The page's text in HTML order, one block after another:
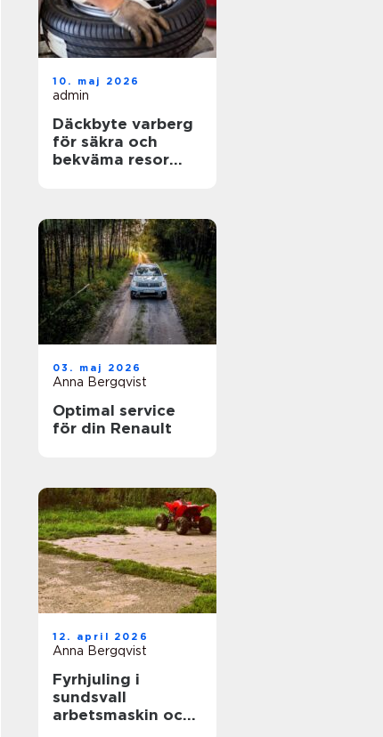
10. maj 2026
admin
Däckbyte varberg
för säkra och
bekväma resor
03. maj 2026
Anna Bergqvist
Optimal service
för din Renault
12. april 2026
Anna Bergqvist
Fyrhjuling i
sundsvall
arbetsmaskin och